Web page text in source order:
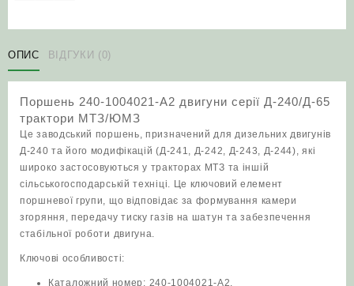
240-
двигуни
серії
Д-65
трактори
МТЗ/
ЮМЗ
кількість
ОПИС ВІДГУКИ (0)
Поршень 240-1004021-А2 двигуни серії Д‑240/Д-65
трактори МТЗ/ЮМЗ
Це заводський поршень, призначений для дизельних двигунів
Д‑240 та його модифікацій (Д‑241, Д‑242, Д‑243, Д‑244), які
широко застосовуються у тракторах МТЗ та іншій
сільськогосподарській техніці. Це ключовий елемент
поршневої групи, що відповідає за формування камери
згоряння, передачу тиску газів на шатун та забезпечення
стабільної роботи двигуна.
Ключові особливості:
Каталожний номер: 240-1004021-А2.